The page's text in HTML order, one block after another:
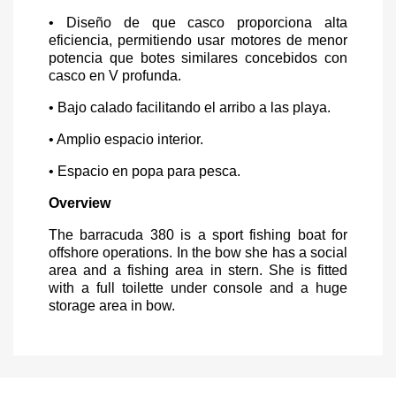
• Diseño de que casco proporciona alta
eficiencia, permitiendo usar motores de menor
potencia que botes similares concebidos con
casco en V profunda.
• Bajo calado facilitando el arribo a las playa.
• Amplio espacio interior.
• Espacio en popa para pesca.
Overview
The barracuda 380 is a sport fishing boat for
offshore operations. In the bow she has a social
area and a fishing area in stern. She is fitted
with a full toilette under console and a huge
storage area in bow.